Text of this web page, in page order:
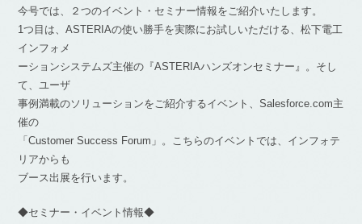
今号では、２つのイベント・セミナー情報をご紹介いたします。
1つ目は、ASTERIAの使い勝手を実際にお試しいただける、松下電工
インフォメ
ーションシステムズ主催の『ASTERIAハンズオンセミナー』。そし
て、ユーザ
事例満載のソリューションをご紹介するイベント、Salesforce.com主
催の
「Customer Success Forum」。こちらのイベントでは、インフォテ
リアからも
ブース出展を行います。
◆セミナー・イベント情報◆